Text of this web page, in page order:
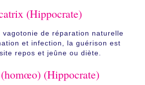
(Hippocrate)
vagotonie de réparation naturelle
et infection, la guérison est
repos et jeûne ou diète.
(Hippocrate)